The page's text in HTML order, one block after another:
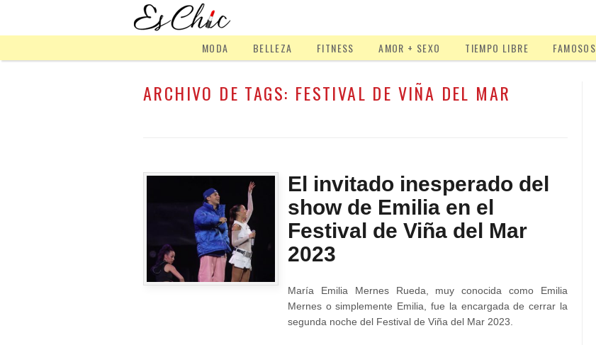
MODA BELLEZA FITNESS AMOR + SEXO TIEMPO LIBRE FAMOSOS
ARCHIVO DE TAGS: FESTIVAL DE VIÑA DEL MAR
El invitado inesperado del
show de Emilia en el
Festival de Viña del Mar
2023
María Emilia Mernes Rueda, muy conocida como Emilia
Mernes o simplemente Emilia, fue la encargada de cerrar la
segunda noche del Festival de Viña del Mar 2023.